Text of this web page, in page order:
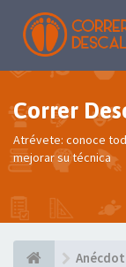
Correr
Atrévete: conoce
mejorar su técnica